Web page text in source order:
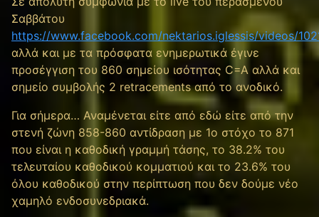
Σαββάτου
https://www.facebook.com/nektarios.iglessis/videos/
αλλά και με τα πρόσφατα ενημερωτικά έγινε
προσέγγιση του 860 σημείου ισότητας C=A αλλά και
σημείο συμβολής 2 retracements από το ανοδικό.
Για σήμερα… Αναμένεται είτε από εδώ είτε από την
στενή ζώνη 858-860 αντίδραση με 1ο στόχο το 871
που είναι η καθοδική γραμμή τάσης, το 38.2% του
τελευταίου καθοδικού κομματιού και το 23.6% του
όλου καθοδικού στην περίπτωση που δεν δούμε νέο
χαμηλό ενδοσυνεδριακά.